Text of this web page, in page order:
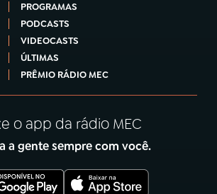
PROGRAMAS
PODCASTS
VIDEOCASTS
ÚLTIMAS
PRÊMIO RÁDIO MEC
o app da rádio MEC
a gente sempre com você.